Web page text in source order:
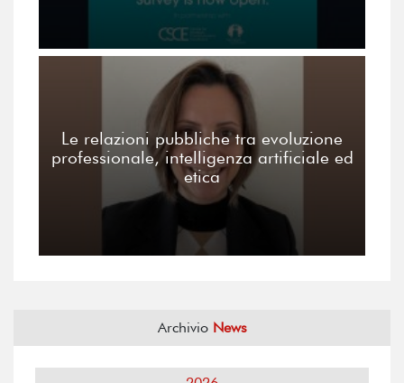
Le relazioni pubbliche tra evoluzione
professionale, intelligenza artificiale ed
etica
Archivio News